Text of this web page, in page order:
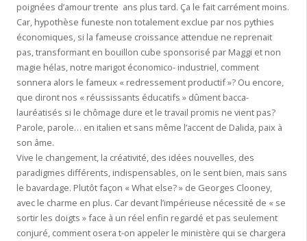
poignées d’amour trente ans plus tard. Ça le fait carrément moins.
Car, hypothèse funeste non totalement exclue par nos pythies
économiques, si la fameuse croissance attendue ne reprenait
pas, transformant en bouillon cube sponsorisé par Maggi et non
magie hélas, notre marigot économico- industriel, comment
sonnera alors le fameux « redressement productif »? Ou encore,
que diront nos « réussissants éducatifs » dûment bacca-
lauréatisés si le chômage dure et le travail promis ne vient pas?
Parole, parole… en italien et sans même l’accent de Dalida, paix à
son âme.
Vive le changement, la créativité, des idées nouvelles, des
paradigmes différents, indispensables, on le sent bien, mais sans
le bavardage. Plutôt façon « What else? » de Georges Clooney,
avec le charme en plus. Car devant l’impérieuse nécessité de « se
sortir les doigts » face à un réel enfin regardé et pas seulement
conjuré, comment osera t-on appeler le ministère qui se chargera